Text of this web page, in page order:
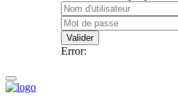
Valider
Error: